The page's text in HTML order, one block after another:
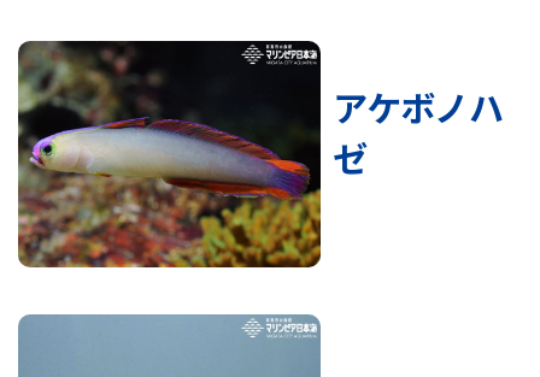
アケボノハ
ゼ